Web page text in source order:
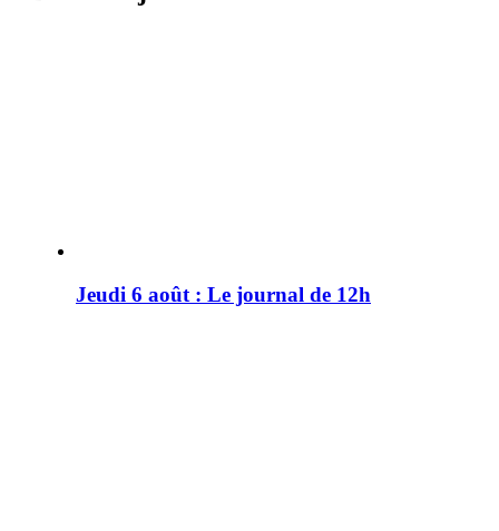
Jeudi 6 août : Le journal de 12h